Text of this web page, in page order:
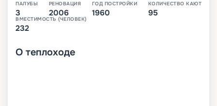
ПАЛУБЫ
3
РЕНОВАЦИЯ
2006
ГОД ПОСТРОЙКИ
1960
КОЛИЧЕСТВО КАЮТ
95
ВМЕСТИМОСТЬ (ЧЕЛОВЕК)
232
О теплоходе